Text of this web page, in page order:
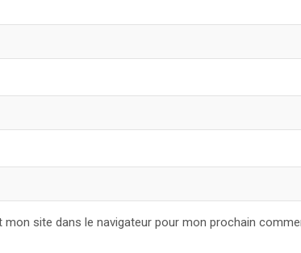
site dans le navigateur pour mon prochain